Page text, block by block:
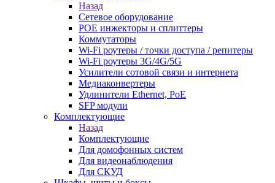
Назад
Сетевое оборудование
POE инжекторы и сплиттеры
Коммутаторы
Wi-Fi роутеры / точки доступа / репитеры
Wi-Fi роутеры 3G/4G/5G
Усилители сотовой связи и интернета
Медиаконвертеры
Удлинители Ethernet, PoE
SFP модули
Комплектующие
Назад
Комплектующие
Для домофонных систем
Для видеонаблюдения
Для СКУД